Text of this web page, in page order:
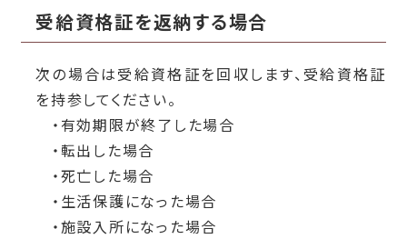
受給資格証を返納する場合
次の場合は受給資格証を回収します、受給資格証
を持参してください。
・有効期限が終了した場合
・転出した場合
・死亡した場合
・生活保護になった場合
・施設入所になった場合